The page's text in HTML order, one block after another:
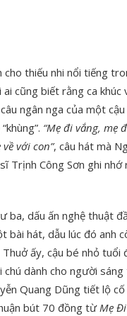
thiếu nhi nổi tiếng
cũng biết rằng ca
ngân nga của một
“Mẹ đi vắng, mẹ
với con”, câu hát mà
Công Sơn ghi nhớ
ba, dấu ấn nghệ thuật
hát, dẫu lúc đó anh
ấy, cậu bé nhỏ tuổi
dành cho người
Quang Dũng tiết lộ
bút 70 đồng từMẹ